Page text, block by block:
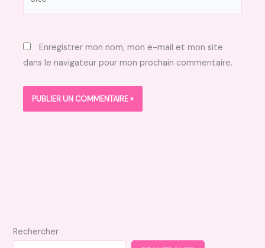
Enregistrer mon nom, mon e-mail et mon site
dans le navigateur pour mon prochain commentaire.
Rechercher